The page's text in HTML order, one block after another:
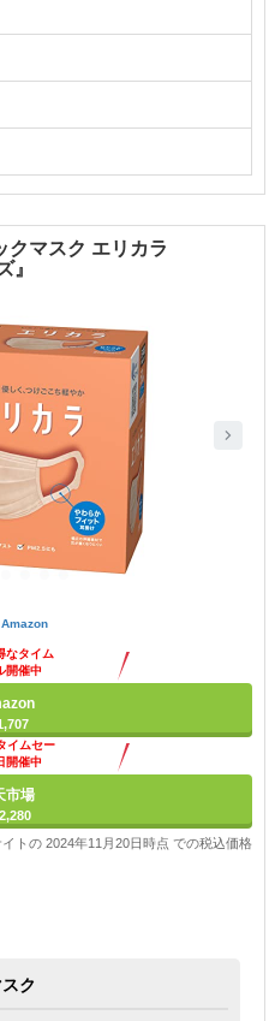
クマスク エリカラ
』
Amazon
なタイム
開催中
イムセー
開催中
市場
トの 2024年11月20日時点 での税込価格
ク